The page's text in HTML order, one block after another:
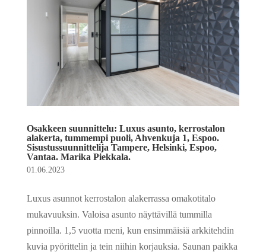
Osakkeen suunnittelu: Luxus asunto, kerrostalon
alakerta, tummempi puoli, Ahvenkuja 1, Espoo.
Sisustussuunnittelija Tampere, Helsinki, Espoo,
Vantaa. Marika Piekkala.
01.06.2023
Luxus asunnot kerrostalon alakerrassa omakotitalo
mukavuuksin. Valoisa asunto näyttävillä tummilla
pinnoilla. 1,5 vuotta meni, kun ensimmäisiä arkkitehdin
kuvia pyörittelin ja tein niihin korjauksia. Saunan paikka